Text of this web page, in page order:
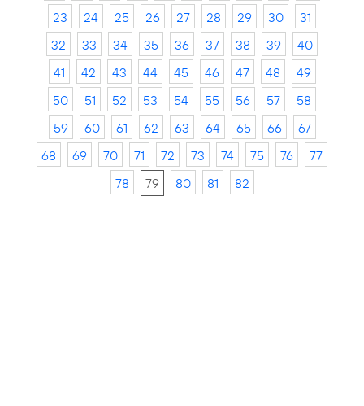
23
24 25 26 27 28 29 30
31
32
33 34 35 36 37 38 39
40
41
42 43 44 45 46 47 48
49
50
51 52 53 54 55 56 57
58
59
60 61 62 63 64 65 66
67
68
69 70 71 72 73 74 75 76
77
78
79 80 81 82